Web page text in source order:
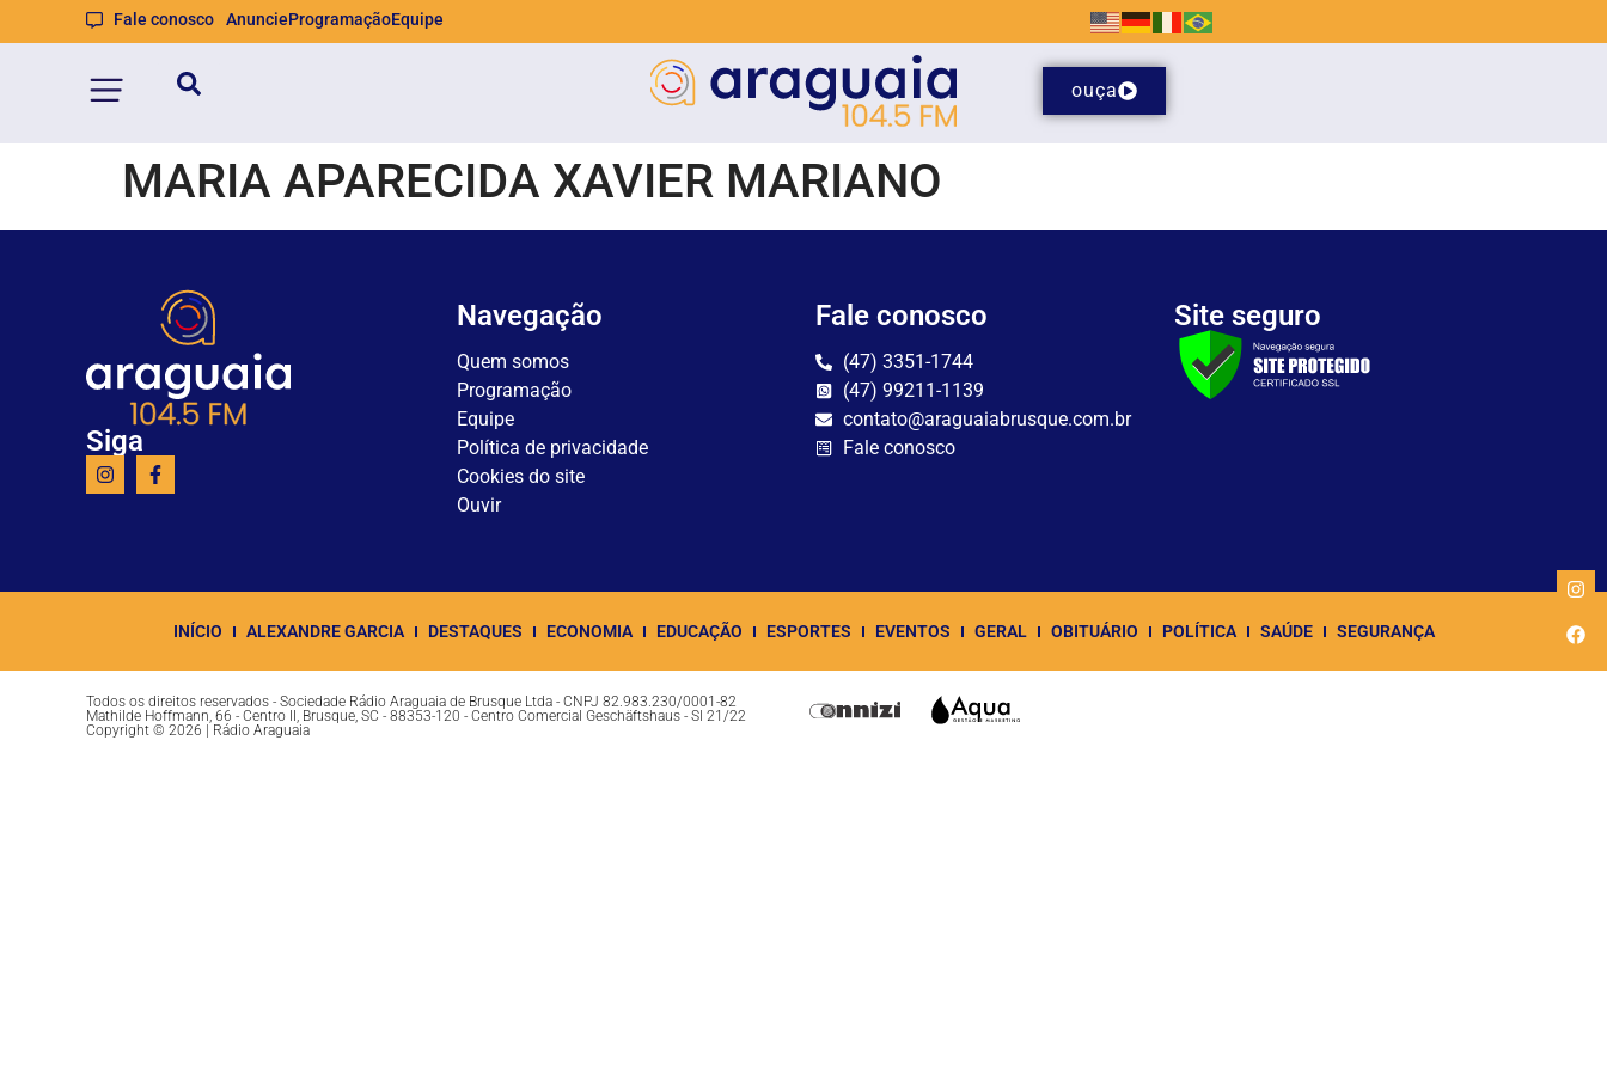
Fale conosco AnuncieProgramaçãoEquipe
ouça
MARIA APARECIDA XAVIER MARIANO
Siga
Navegação
Quem somos
Programação
Equipe
Política de privacidade
Cookies do site
Ouvir
Fale conosco
(47) 3351-1744
(47) 99211-1139
contato@araguaiabrusque.com.br
Fale conosco
Site seguro
INÍCIO ALEXANDRE GARCIA DESTAQUES ECONOMIA EDUCAÇÃO ESPORTES EVENTOS GERAL OBITUÁRIO POLÍTICA SAÚDE SEGURANÇA
Todos os direitos reservados - Sociedade Rádio Araguaia de Brusque Ltda - CNPJ 82.983.230/0001-82
Mathilde Hoffmann, 66 - Centro II, Brusque, SC - 88353-120 - Centro Comercial Geschäftshaus - Sl 21/22
Copyright © 2026 | Rádio Araguaia